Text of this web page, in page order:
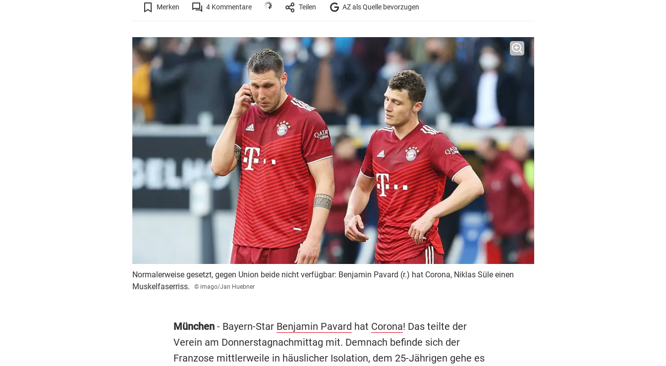
Merken 4Kommentare Teilen AZ als Quelle bevorzugen
Normalerweise gesetzt, gegen Union beide nicht verfügbar: Benjamin Pavard (r.) hat Corona, Niklas Süle einen
Muskelfaserriss.
© imago/Jan Huebner
München- Bayern-Star Benjamin Pavard hat Corona! Das teilte der
Verein am Donnerstagnachmittag mit. Demnach befinde sich der
Franzose mittlerweile in häuslicher Isolation, dem 25-Jährigen gehe es